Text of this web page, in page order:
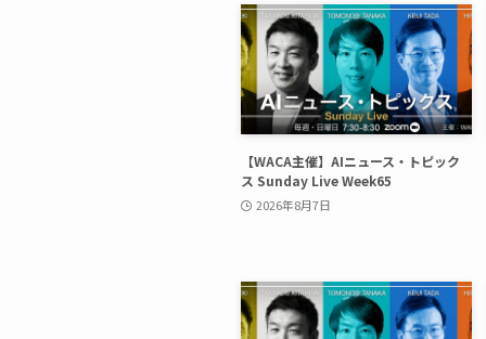
【WACA主催】AIニュース・トピック
ス Sunday Live Week65
2026年8月7日